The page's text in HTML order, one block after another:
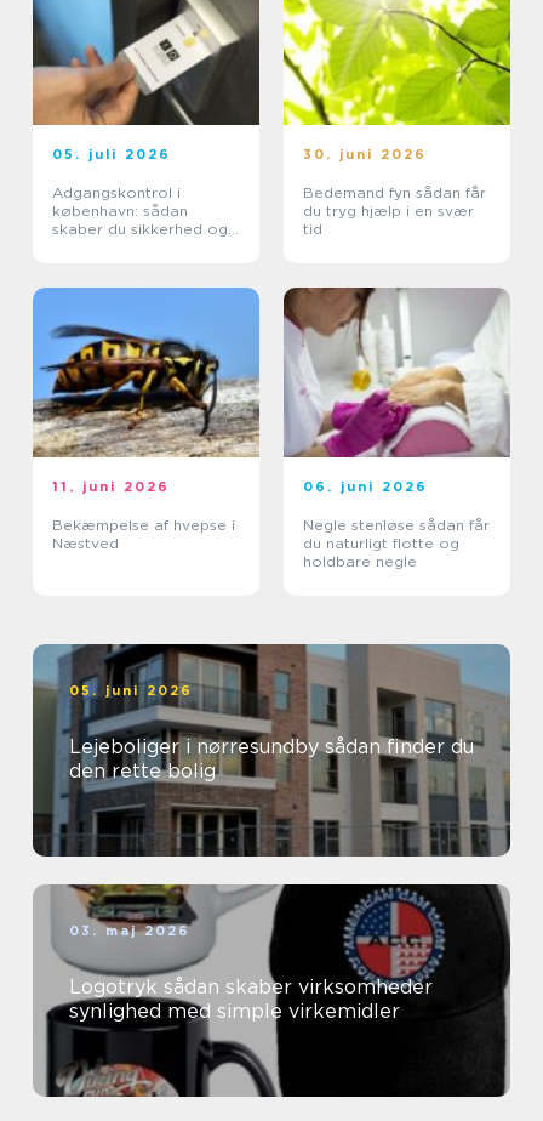
05. juli 2026
Adgangskontrol i
københavn: sådan
skaber du sikkerhed og
30. juni 2026
Bedemand fyn sådan får
du tryg hjælp i en svær
tid
11. juni 2026
Bekæmpelse af hvepse i
Næstved
06. juni 2026
Negle stenløse sådan får
du naturligt flotte og
holdbare negle
05. juni 2026
Lejeboliger i nørresundby sådan finder du
den rette bolig
03. maj 2026
Logotryk sådan skaber virksomheder
synlighed med simple virkemidler